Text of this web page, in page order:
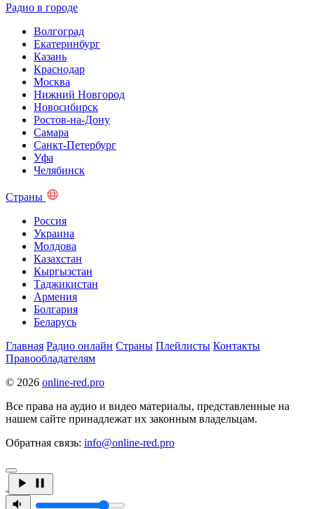
Радио в городе
Волгоград
Екатеринбург
Казань
Краснодар
Москва
Нижний Новгород
Новосибирск
Ростов-на-Дону
Самара
Санкт-Петербург
Уфа
Челябинск
Страны
Россия
Украина
Молдова
Казахстан
Кыргызстан
Таджикистан
Армения
Болгария
Беларусь
Главная Радио онлайн Страны Плейлисты Контакты
Правообладателям
© 2026 online-red.pro
Все права на аудио и видео материалы, представленные на
нашем сайте принадлежат их законным владельцам.
Обратная связь: info@online-red.pro